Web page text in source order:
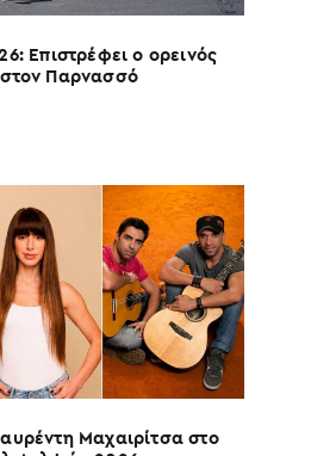
Επιστρέφει ο ορεινός
Παρνασσό
Μαχαιρίτσα στο